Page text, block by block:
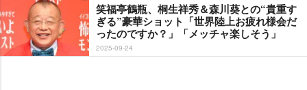
笑福亭鶴瓶、桐生祥秀＆森川葵との“貴重す
ぎる”豪華ショット「世界陸上お疲れ様会だ
ったのですか？」「メッチャ楽しそう」
2025-09-24